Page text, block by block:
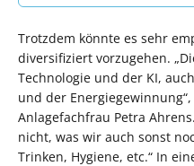
Trotzdem könnte es sehr
diversifiziert vorzugehen.
Technologie und der KI,
und der Energiegewinnung“,
Anlagefachfrau Petra
nicht, was wir auch sonst
Trinken, Hygiene, etc.“ In